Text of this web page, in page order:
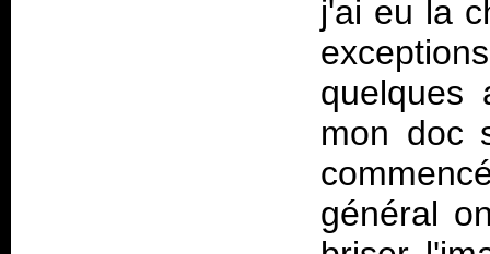
j'ai eu la
quelques
mon doc
général